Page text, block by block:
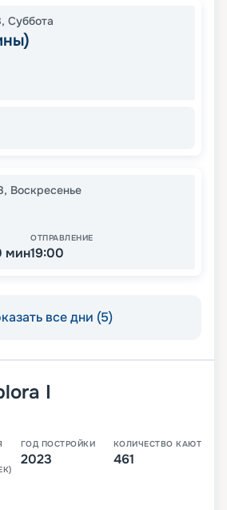
, Суббота
, Воскресенье
мин
ОТПРАВЛЕНИЕ
19:00
все дни (5)
I
ГОД ПОСТРОЙКИ
2023
КОЛИЧЕСТВО КАЮТ
461